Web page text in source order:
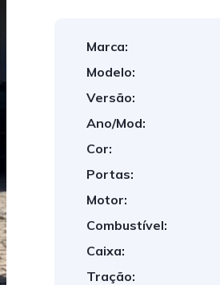
Marca:
Modelo:
Versão:
Ano/Mod:
Cor:
Portas:
Motor:
Combustível:
Caixa:
Tração: